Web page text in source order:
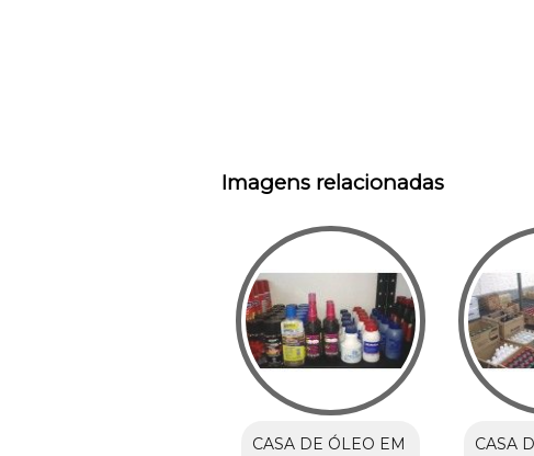
Imagens relacionadas
CASA DE ÓLEO EM
CASA